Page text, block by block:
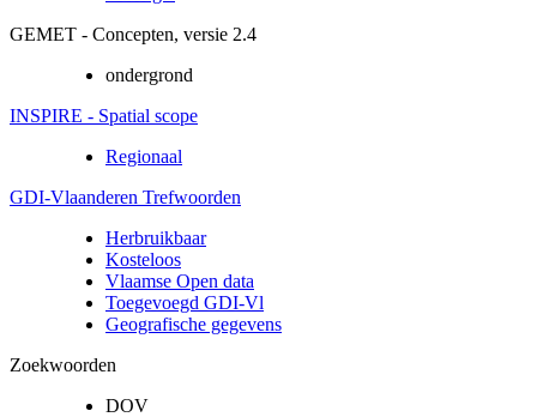
GEMET - Concepten, versie 2.4
ondergrond
INSPIRE - Spatial scope
Regionaal
GDI-Vlaanderen Trefwoorden
Herbruikbaar
Kosteloos
Vlaamse Open data
Toegevoegd GDI-Vl
Geografische gegevens
Zoekwoorden
DOV